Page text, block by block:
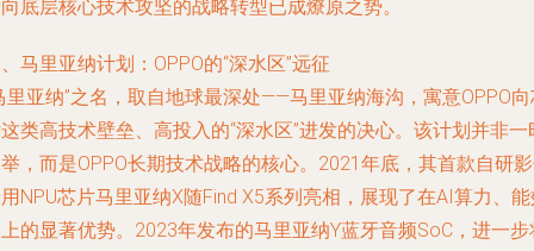
底层核心技术攻坚的战略转型已成燎原之势。
马里亚纳计划：OPPO的“深水区”远征
里亚纳”之名，取自地球最深处——马里亚纳海沟，寓意OPPO
类高技术壁垒、高投入的“深水区”进发的决心。该计划并非一
，而是OPPO长期技术战略的核心。2021年底，其首款自研
NPU芯片马里亚纳X随Find X5系列亮相，展现了在AI算力、
的显著优势。2023年发布的马里亚纳Y蓝牙音频SoC，进一步